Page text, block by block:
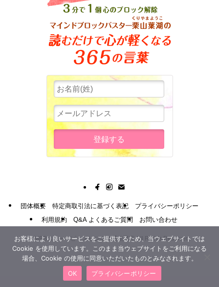
団体概要 特定商取引法に基づく表記
プライバシーポリシー
利用規約
Q&A よくあるご質問 お問い合わせ
©MBBスリー・ピースビジネス通信講座 All Rights Reserved.
お客様により良いサービスをご提供するため、当ウェブサイトでは
Cookie を使用しています。このまま当ウェブサイトをご利用になる
場合、Cookie の使用に同意いただいたものとみなされます。
OK
プライバシーポリシー